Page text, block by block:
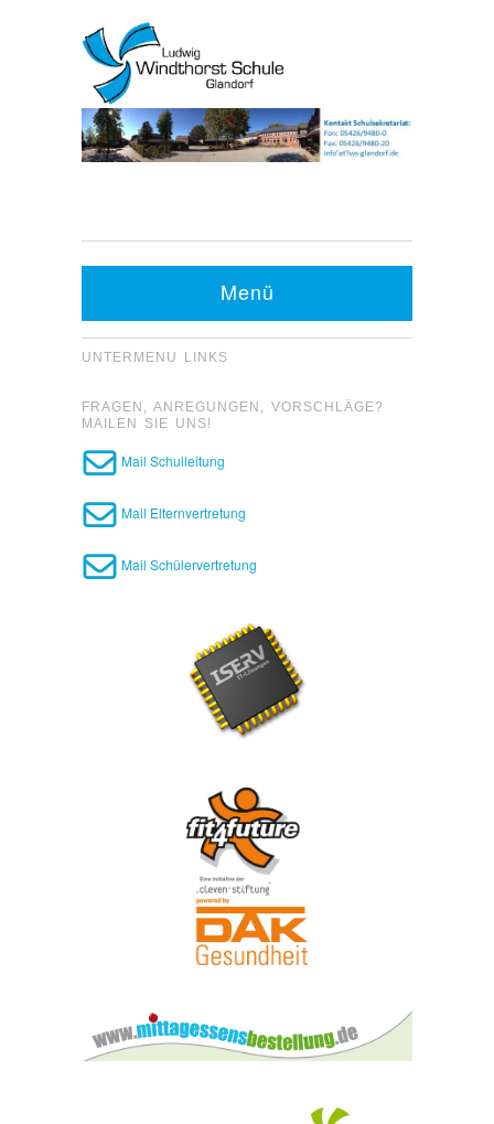
Fax: 05426 9480-20
Menü
UNTERMENU LINKS
FRAGEN, ANREGUNGEN, VORSCHLÄGE?
MAILEN SIE UNS!
Mail Schulleitung
Mail Elternvertretung
Mail Schülervertretung